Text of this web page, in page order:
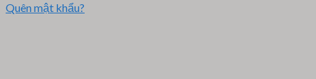
Quên mật khẩu?